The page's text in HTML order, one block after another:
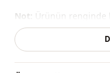
Not: Ürünün renginde
farklılığı olabilir.
İade kabul edilmez.
ürünlerle